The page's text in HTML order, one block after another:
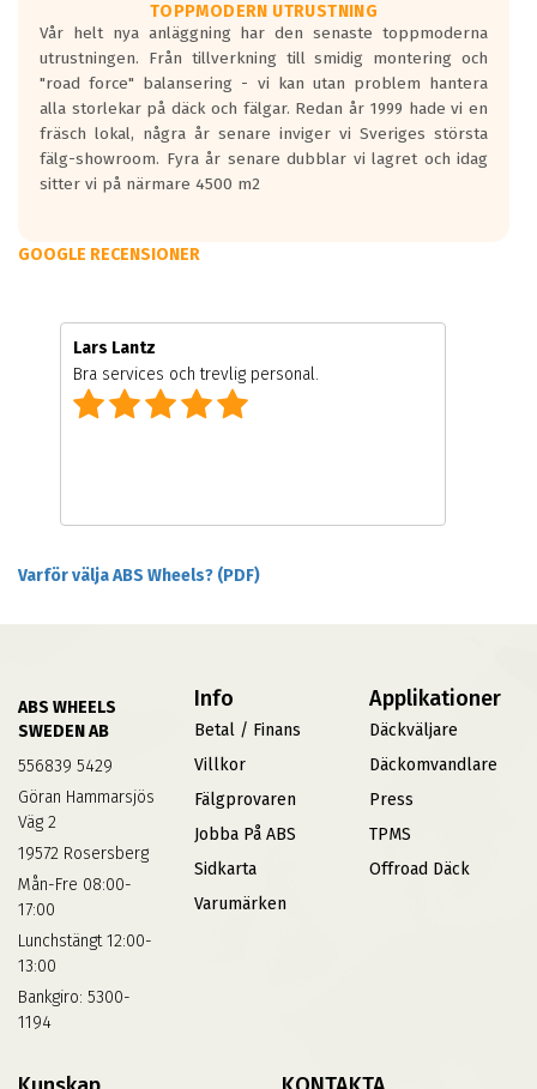
TOPPMODERN UTRUSTNING
Vår helt nya anläggning har den senaste toppmoderna
utrustningen. Från tillverkning till smidig montering och
"road force" balansering - vi kan utan problem hantera
alla storlekar på däck och fälgar. Redan år 1999 hade vi en
fräsch lokal, några år senare inviger vi Sveriges största
fälg-showroom. Fyra år senare dubblar vi lagret och idag
sitter vi på närmare 4500 m2
GOOGLE RECENSIONER
Lars Lantz
Bra services och trevlig personal.
Varför välja ABS Wheels? (PDF)
ABS WHEELS
SWEDEN AB
556839 5429
Göran Hammarsjös
Väg 2
19572 Rosersberg
Mån-Fre 08:00-
17:00
Lunchstängt 12:00-
13:00
Bankgiro: 5300-
1194
Info
Betal / Finans
Villkor
Fälgprovaren
Jobba På ABS
Sidkarta
Varumärken
Applikationer
Däckväljare
Däckomvandlare
Press
TPMS
Offroad Däck